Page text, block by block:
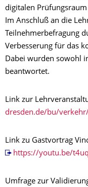
digitalen Prüfungsraum
Im Anschluß an die
Teilnehmerbefragung
Verbesserung für das
Dabei wurden sowohl
beantwortet.
Link zur
dresden.de/bu/
Link zu Gastvortrag
https://youtu.be/
Umfrage zur